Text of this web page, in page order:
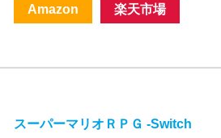
Amazon 楽天市場
スーパーマリオＲＰＧ -Switch